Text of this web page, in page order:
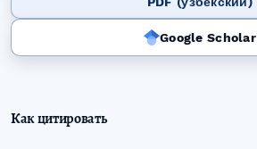
Google Scholar
Как цитировать